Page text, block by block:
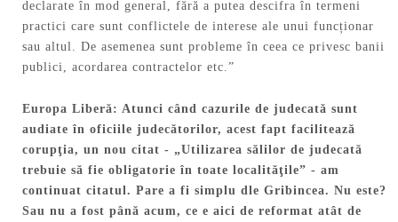
declarate în mod general, fără a putea descifra în termeni
practici care sunt conflictele de interese ale unui funcționar
sau altul. De asemenea sunt probleme în ceea ce privesc banii
publici, acordarea contractelor etc.”
Europa Liberă: Atunci când cazurile de judecată sunt
audiate în oficiile judecătorilor, acest fapt facilitează
corupţia, un nou citat - „Utilizarea sălilor de judecată
trebuie să fie obligatorie în toate localităţile” - am
continuat citatul. Pare a fi simplu dle Gribincea. Nu este?
Sau nu a fost până acum, ce e aici de reformat atât de